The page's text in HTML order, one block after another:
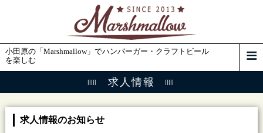
小田原の「Marshmallow」でハンバーガー・クラフトビール
を楽しむ
求人情報
求人情報のお知らせ